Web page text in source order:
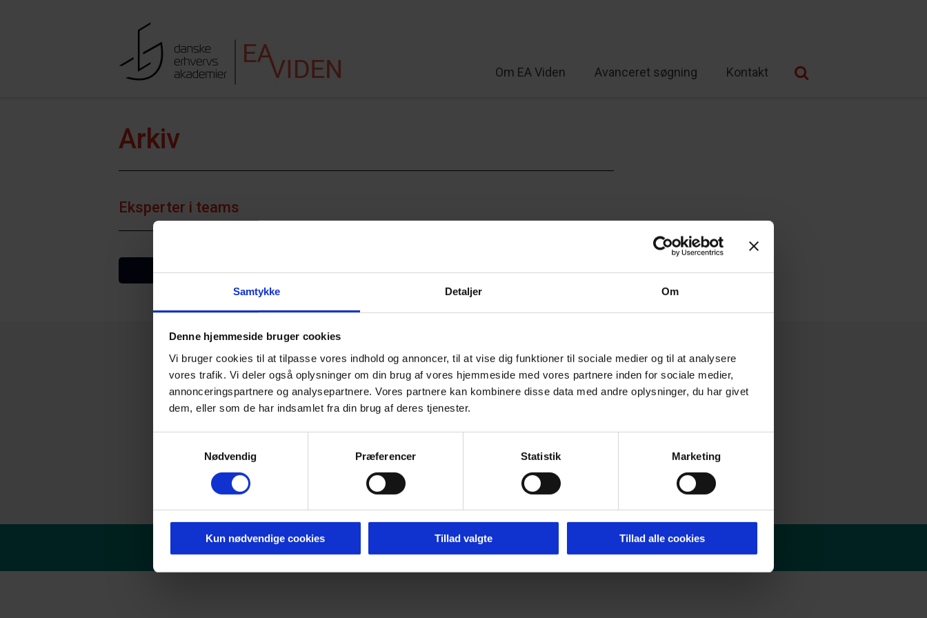
Samtykke Detaljer Om
Denne hjemmeside bruger cookies
Vi bruger cookies til at tilpasse vores indhold og annoncer, til at vise dig funktioner til sociale medier og til at analysere
vores trafik. Vi deler også oplysninger om din brug af vores hjemmeside med vores partnere inden for sociale medier,
annonceringspartnere og analysepartnere. Vores partnere kan kombinere disse data med andre oplysninger, du har givet
dem, eller som de har indsamlet fra din brug af deres tjenester.
Nødvendig
Præferencer Statistik Marketing
Kun nødvendige cookies Tillad valgte Tillad alle cookies
Om EA Viden Avanceret søgning Kontakt
Arkiv
Eksperter i teams
VIS FLERE
© Danske erhvervsakademier 2026 - Tilgængelighedserklæring Cookie Politik- Redaktør login